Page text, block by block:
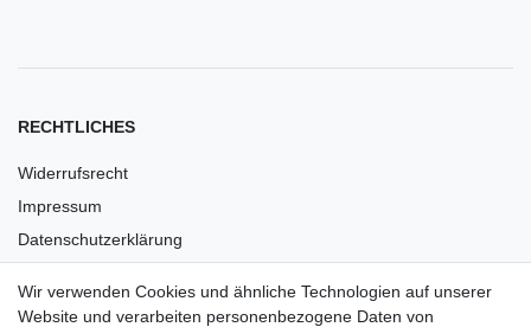
RECHTLICHES
Widerrufsrecht
Impressum
Datenschutzerklärung
Versandkosten
Wir verwenden Cookies und ähnliche Technologien auf unserer
Website und verarbeiten personenbezogene Daten von